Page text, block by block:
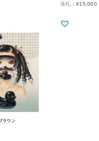
落札 ： ¥15,000
ラウン